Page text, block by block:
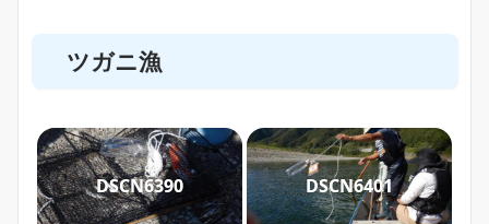
ツガニ漁
DSCN6390 DSCN6401